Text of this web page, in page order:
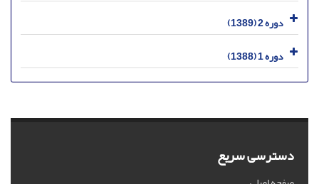
دوره 2 (1389)
دوره 1 (1388)
دسترسی سریع